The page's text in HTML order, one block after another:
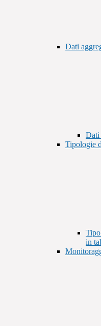
Dati
Dati
Tipologie
in